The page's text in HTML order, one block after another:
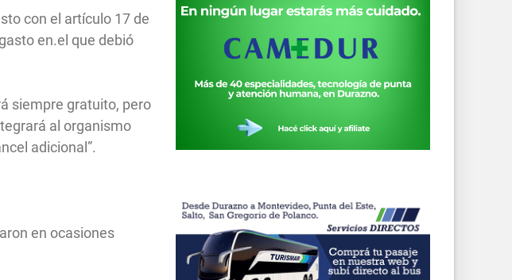
con el artículo 17 de
en.el que debió
siempre gratuito, pero
al organismo
adicional”.
en ocasiones